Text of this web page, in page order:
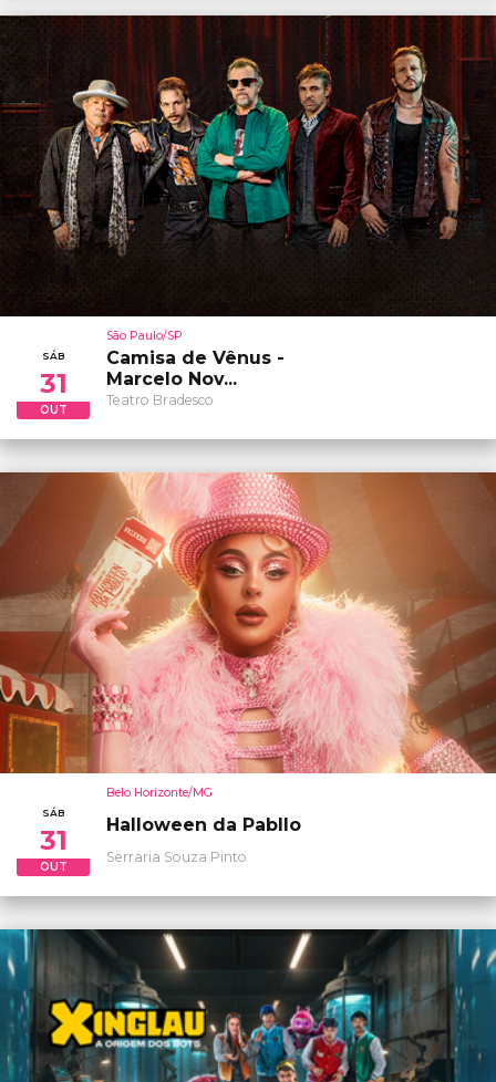
SÁB
31
OUT
São Paulo/SP
Camisa de Vênus -
Marcelo Nov...
Teatro Bradesco
SÁB
31
OUT
Belo Horizonte/MG
Halloween da Pabllo
Serraria Souza Pinto